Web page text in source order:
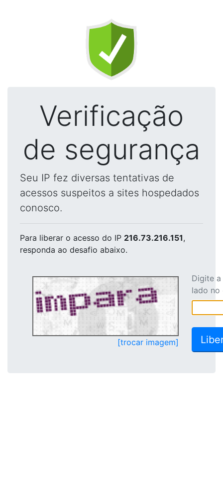
Verificação
de segurança
Seu IP fez diversas tentativas de
acessos suspeitos a sites hospedados
conosco.
Para liberar o acesso do IP 216.73.216.151,
responda ao desafio abaixo.
[trocar imagem]
Digite
lado no